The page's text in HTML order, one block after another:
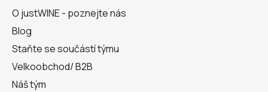
O justWINE - poznejte nás
Blog
Staňte se součástí týmu
Velkoobchod/ B2B
Náš tým